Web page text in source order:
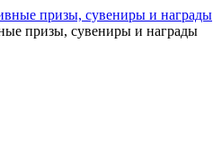
призы, сувениры и награды